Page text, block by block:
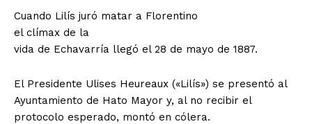
Cuando Lilís juró matar a Florentino
el clímax de la
vida de Echavarría llegó el 28 de mayo de 1887.
El Presidente Ulises Heureaux («Lilís») se presentó al
Ayuntamiento de Hato Mayor y, al no recibir el
protocolo esperado, montó en cólera.